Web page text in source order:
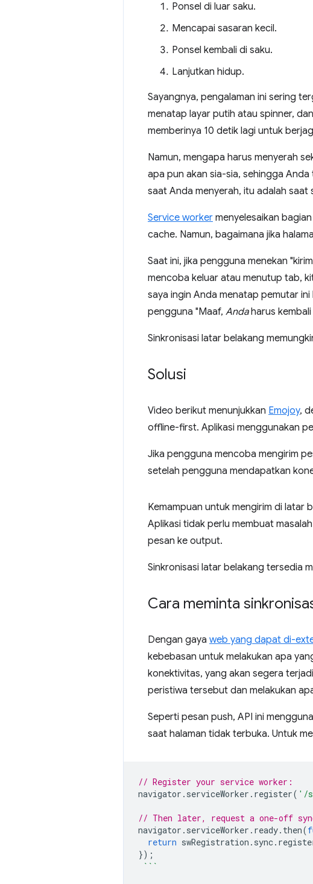
Ponsel di luar saku.
Mencapai sasaran kecil.
Ponsel kembali di saku.
Lanjutkan hidup.
Sayangnya, pengalaman ini sering
menatap layar putih atau spinner,
memberinya 10 detik lagi untuk
Namun, mengapa harus menyerah
apa pun akan sia-sia, sehingga
saat Anda menyerah, itu adalah saat
Service worker menyelesaikan
cache. Namun, bagaimana jika
Saat ini, jika pengguna menekan
mencoba keluar atau menutup tab,
saya ingin Anda menatap pemutar
pengguna "Maaf, Andaharus kembali
Sinkronisasi latar belakang
Solusi
Video berikut menunjukkan Emojoy,
offline-first. Aplikasi menggunakan
Jika pengguna mencoba mengirim
setelah pengguna mendapatkan
Kemampuan untuk mengirim di latar
Aplikasi tidak perlu membuat
pesan ke output.
Sinkronisasi latar belakang tersedia
Cara meminta
Dengan gaya web yang dapat di-
kebebasan untuk melakukan apa
konektivitas, yang akan segera
peristiwa tersebut dan melakukan
Seperti pesan push, API ini
saat halaman tidak terbuka. Untuk
// Register your service worker:
navigator . serviceWorker . register( '/
// Then later, request a one-off
navigator . serviceWorker . ready. then(
return swRegistration . sync.
});
```